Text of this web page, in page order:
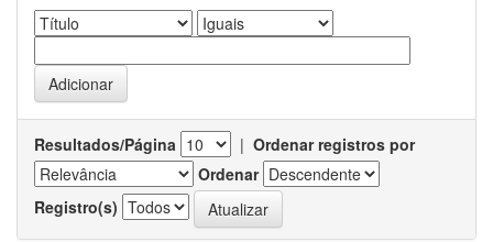
Resultados/Página | Ordenar registros por
Ordenar
Registro(s)